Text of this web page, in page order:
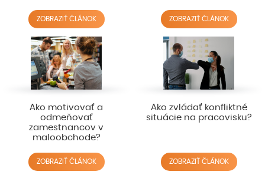
ZOBRAZIŤ ČLÁNOK ZOBRAZIŤ ČLÁNOK
Ako motivovať a
odmeňovať
zamestnancov v
maloobchode?
ZOBRAZIŤ ČLÁNOK
Ako zvládať konfliktné
situácie na pracovisku?
ZOBRAZIŤ ČLÁNOK